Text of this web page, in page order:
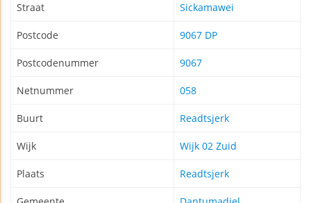
Straat Sickamawei
Postcode 9067 DP
Postcodenummer 9067
Netnummer 058
Buurt Readtsjerk
Wijk Wijk 02 Zuid
Plaats Readtsjerk